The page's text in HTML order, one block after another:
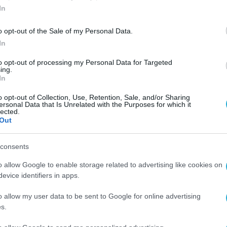
opt-out of the Sale of my Personal Data.
opt-out of processing my Personal Data for Targeted
opt-out of Collection, Use, Retention, Sale, and/or Sharing
Data that Is Unrelated with the Purposes for which it
allow Google to enable storage related to advertising like cookies on
identifiers in apps.
allow my user data to be sent to Google for online advertising
ΚΙΝΗΤΑ ΤΗΛΕΦΩΝΑ & TABLETS
OnePlus Nord 4, OnePlus Watch